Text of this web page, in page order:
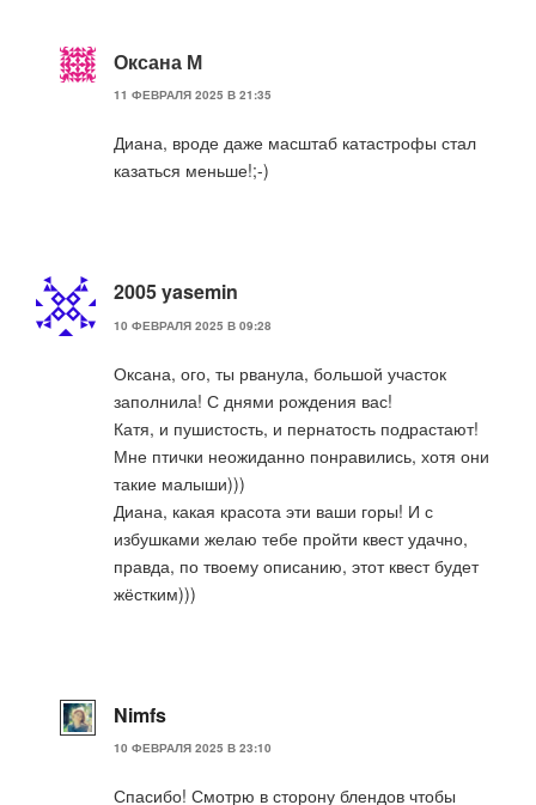
Оксана М
11 ФЕВРАЛЯ 2025 В 21:35
Диана, вроде даже масштаб катастрофы стал
казаться меньше!;-)
2005 yasemin
10 ФЕВРАЛЯ 2025 В 09:28
Оксана, ого, ты рванула, большой участок
заполнила! С днями рождения вас!
Катя, и пушистость, и пернатость подрастают!
Мне птички неожиданно понравились, хотя они
такие малыши)))
Диана, какая красота эти ваши горы! И с
избушками желаю тебе пройти квест удачно,
правда, по твоему описанию, этот квест будет
жёстким)))
Nimfs
10 ФЕВРАЛЯ 2025 В 23:10
Спасибо! Смотрю в сторону блендов чтобы